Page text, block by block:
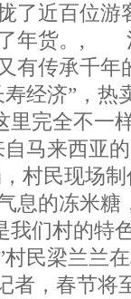
了近百位游
了年货。,
有传承千年
经济”，热
完全不一
马来西亚
民现场制
息的冻米糖
们村的特
民梁兰兰
者，春节将